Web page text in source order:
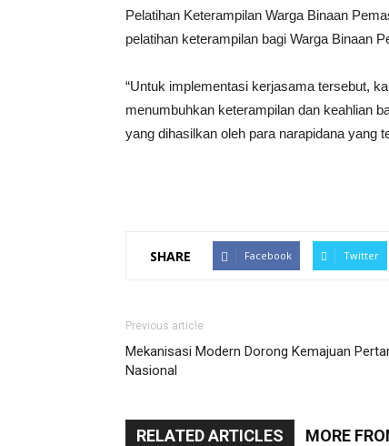
Pelatihan Keterampilan Warga Binaan
pelatihan keterampilan bagi Warga Binaan
“Untuk implementasi kerjasama tersebut,
menumbuhkan keterampilan dan keahlian
yang dihasilkan oleh para narapidana yang
SHARE Facebook Twitter
Previous article
Mekanisasi Modern Dorong Kemajuan
Nasional
RELATED ARTICLES MORE